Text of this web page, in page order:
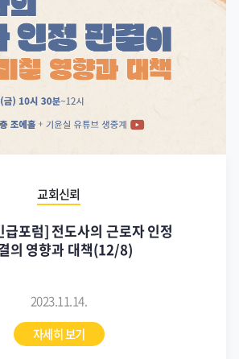
교회신뢰
포럼] 전도사의 근로자 인정
의 영향과 대책(12/8)
2023.11.14.
자세히 보기